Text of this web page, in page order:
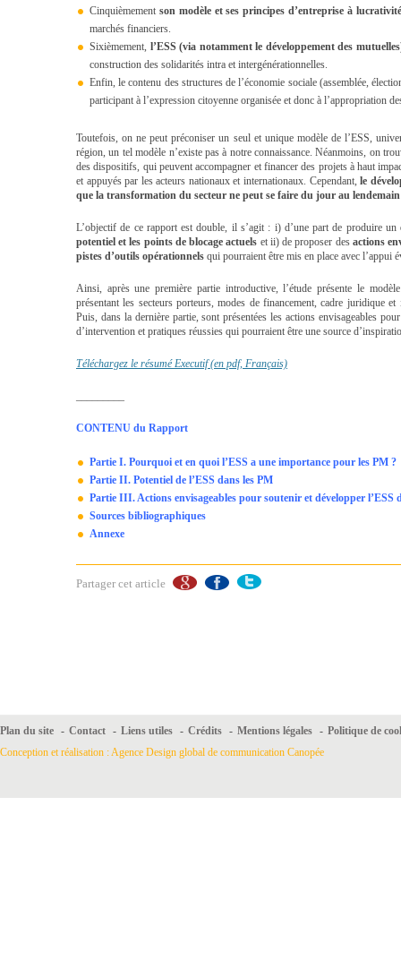
Cinquièmement son modèle et ses principes d’entreprise à
marchés financiers.
Sixièmement, l’ESS (via notamment le développement des
construction des solidarités intra et intergénérationnelles.
Enfin, le contenu des structures de l’économie sociale (assemblée,
participant à l’expression citoyenne organisée et donc à l’appropriation
Toutefois, on ne peut préconiser un seul et unique modèle de l’ESS,
région, un tel modèle n’existe pas à notre connaissance. Néanmoins, on
des dispositifs, qui peuvent accompagner et financer des projets à haut
et appuyés par les acteurs nationaux et internationaux. Cependant,le
que la transformation du secteur ne peut se faire du jour au
L’objectif de ce rapport est double, il s’agit : i) d’une part de produire un
potentiel et les points de blocage actuels et ii) de proposer des actions
pistes d’outils opérationnels qui pourraient être mis en place avec l’appui
Ainsi, après une première partie introductive, l’étude présente le
présentant les secteurs porteurs, modes de financement, cadre juridique
Puis, dans la dernière partie, sont présentées les actions envisageables
d’intervention et pratiques réussies qui pourraient être une source
Téléchargez le résumé Executif (en pdf, Français)
CONTENU du Rapport
Partie I. Pourquoi et en quoi l’ESS a une importance pour les PM ?
Partie II. Potentiel de l’ESS dans les PM
Partie III. Actions envisageables pour soutenir et développer l’ESS
Sources bibliographiques
Annexe
Partager cet article
Plan du site - Contact - Liens utiles - Crédits - Mentions légales - Politique de
Conception et réalisation : Agence Design global de communication Canopée